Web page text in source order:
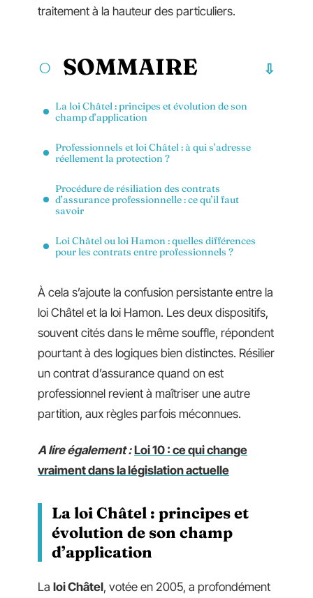
traitement à la hauteur des particuliers.
SOMMAIRE
La loi Châtel : principes et évolution de son
champ d’application
Professionnels et loi Châtel : à qui s’adresse
réellement la protection ?
Procédure de résiliation des contrats
d’assurance professionnelle : ce qu’il faut
savoir
Loi Châtel ou loi Hamon : quelles différences
pour les contrats entre professionnels ?
À cela s’ajoute la confusion persistante entre la
loi Châtel et la loi Hamon. Les deux dispositifs,
souvent cités dans le même souffle, répondent
pourtant à des logiques bien distinctes. Résilier
un contrat d’assurance quand on est
professionnel revient à maîtriser une autre
partition, aux règles parfois méconnues.
A lire également : Loi 10 : ce qui change
vraiment dans la législation actuelle
La loi Châtel : principes et
évolution de son champ
d’application
La loi Châtel, votée en 2005, a profondément